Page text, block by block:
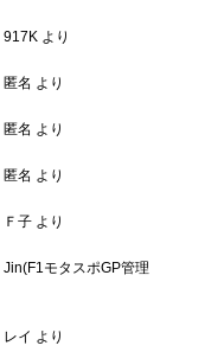
917K より
匿名 より
匿名 より
匿名 より
Ｆ子より
Jin(F1モタスポGP管理
レイ より